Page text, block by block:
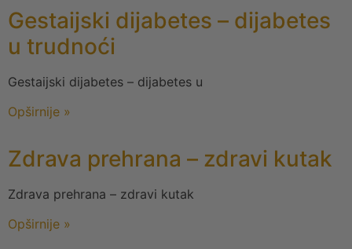
Gestaijski dijabetes – dijabetes
u trudnoći
Gestaijski dijabetes – dijabetes u
Opširnije »
Zdrava prehrana – zdravi kutak
Zdrava prehrana – zdravi kutak
Opširnije »